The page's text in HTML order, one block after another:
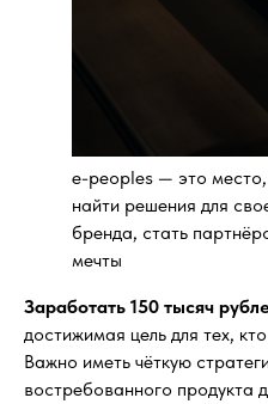
e-peoples — это
найти решения для
бренда, стать
мечты
Заработать 150 тысяч
достижимая цель для тех,
Важно иметь чёткую
востребованного продукта